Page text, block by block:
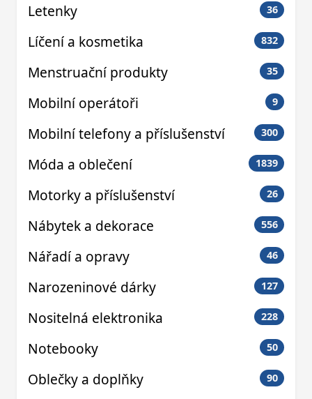
Letenky 36
Líčení a kosmetika 832
Menstruační produkty 35
Mobilní operátoři 9
Mobilní telefony a příslušenství 300
Móda a oblečení 1839
Motorky a příslušenství 26
Nábytek a dekorace 556
Nářadí a opravy 46
Narozeninové dárky 127
Nositelná elektronika 228
Notebooky 50
Oblečky a doplňky 90